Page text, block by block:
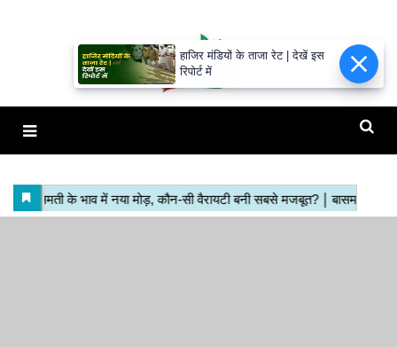
हाजिर मंडियों के ताजा रेट | देखें इस
रिपोर्ट में